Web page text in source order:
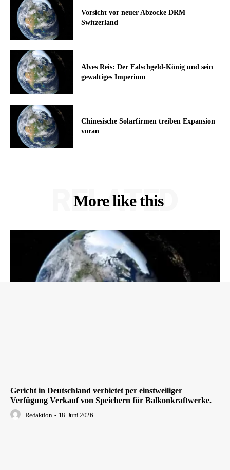
Vorsicht vor neuer Abzocke DRM
Switzerland
Alves Reis: Der Falschgeld-König und sein
gewaltiges Imperium
Chinesische Solarfirmen treiben Expansion
voran
More like this
RELATED
Gericht in Deutschland verbietet per einstweiliger
Verfügung Verkauf von Speichern für Balkonkraftwerke.
Redaktion - 18. Juni 2026